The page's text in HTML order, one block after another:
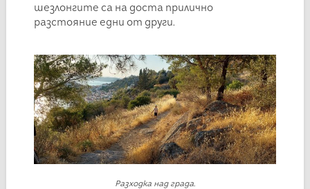
шезлонгите са на доста прилично
разстояние едни от други.
Разходка над града.